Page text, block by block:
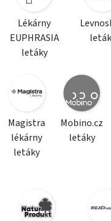
Lékárny
EUPHRASIA
letáky
Magistra
lékárny
letáky
Mobino.cz
letáky